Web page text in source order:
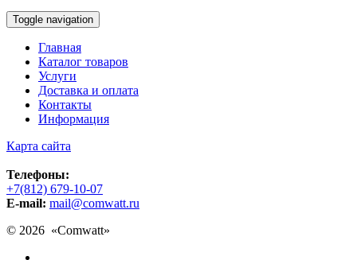
Toggle navigation
Главная
Каталог товаров
Услуги
Доставка и оплата
Контакты
Информация
Карта сайта
Телефоны:
+7(812) 679-10-07
E-mail: mail@comwatt.ru
© 2026 «Comwatt»